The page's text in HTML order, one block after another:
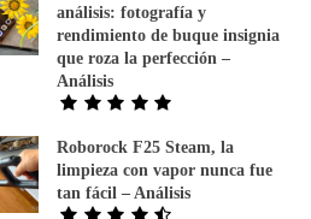
análisis: fotografía y
rendimiento de buque insignia
que roza la perfección –
Análisis
Roborock F25 Steam, la
limpieza con vapor nunca fue
tan fácil – Análisis